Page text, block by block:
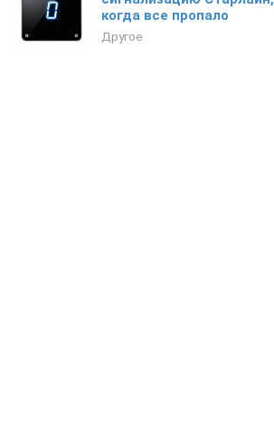
когда все пропало
Другое